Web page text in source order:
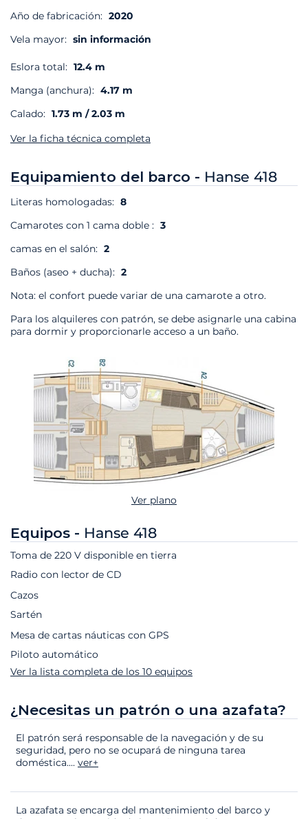
Año de fabricación: 2020
Vela mayor: sin información
Eslora total: 12.4 m
Manga (anchura): 4.17 m
Calado: 1.73 m / 2.03 m
Ver la ficha técnica completa
Equipamiento del barco - Hanse 418
Literas homologadas: 8
Camarotes con 1 cama doble : 3
camas en el salón: 2
Baños (aseo + ducha): 2
Nota: el confort puede variar de una camarote a otro.
Para los alquileres con patrón, se debe asignarle una cabina
para dormir y proporcionarle acceso a un baño.
Ver plano
Equipos - Hanse 418
Toma de 220 V disponible en tierra
Radio con lector de CD
Cazos
Sartén
Mesa de cartas náuticas con GPS
Piloto automático
Ver la lista completa de los 10 equipos
¿Necesitas un patrón o una azafata?
El patrón será responsable de la navegación y de su
seguridad, pero no se ocupará de ninguna tarea
doméstica.... ver+
La azafata se encarga del mantenimiento del barco y